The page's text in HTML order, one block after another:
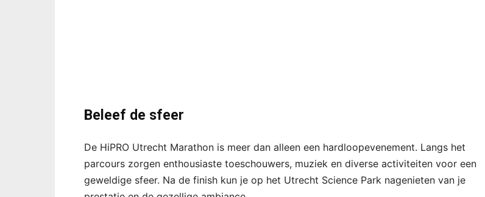
Beleef de sfeer
De HiPRO Utrecht Marathon is meer dan alleen een hardloopevenement. Langs het
parcours zorgen enthousiaste toeschouwers, muziek en diverse activiteiten voor een
geweldige sfeer. Na de finish kun je op het Utrecht Science Park nagenieten van je